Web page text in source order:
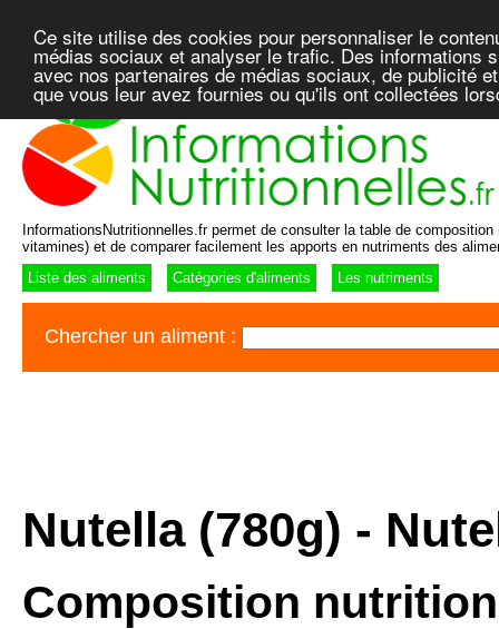
Ce site utilise des cookies pour personnaliser le
médias sociaux et analyser le trafic. Des informations
avec nos partenaires de médias sociaux, de publicité
que vous leur avez fournies ou qu'ils ont collectées
InformationsNutritionnelles.fr permet de consulter la table de
vitamines) et de comparer facilement les apports en nutriments des
Liste des aliments
Catégories d'aliments Les nutriments
Chercher un aliment :
Nutella (780g) -
Composition